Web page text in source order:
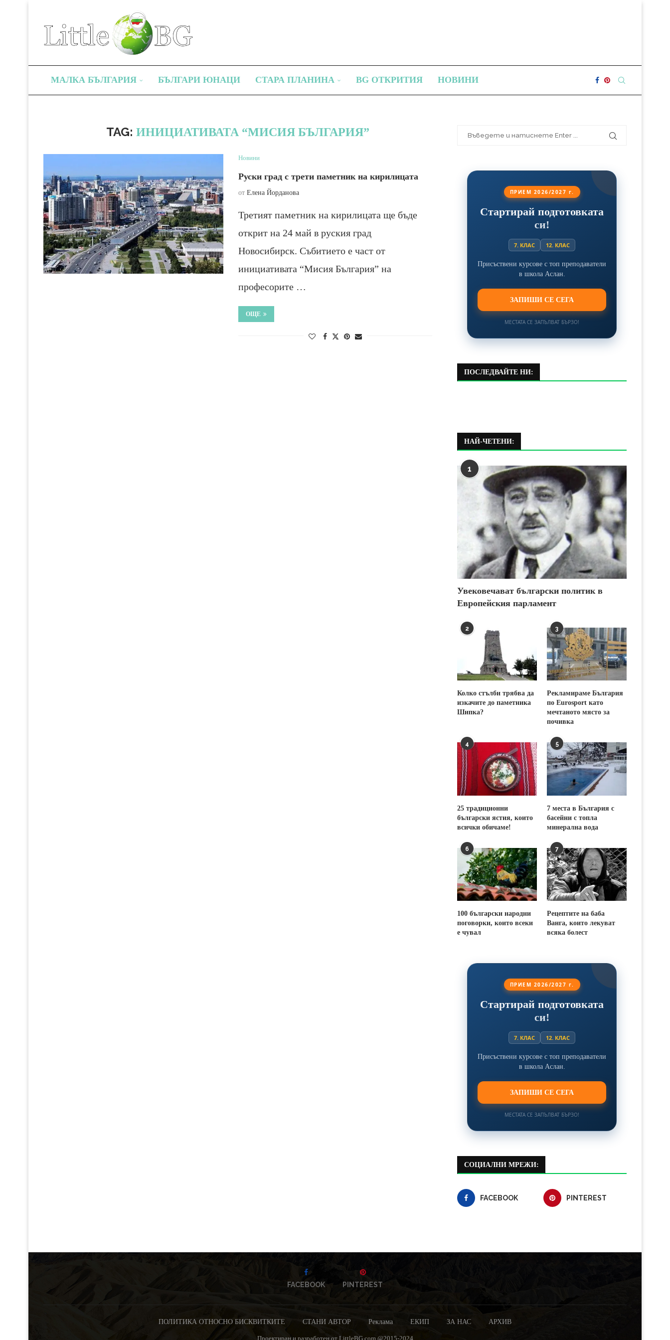
МАЛКА БЪЛГАРИЯ БЪЛГАРИ ЮНАЦИ СТАРА ПЛАНИНА BG ОТКРИТИЯ НОВИНИ
TAG: ИНИЦИАТИВАТА “МИСИЯ БЪЛГАРИЯ”
Новини
Руски град с трети паметник на кирилицата
от Елена Йорданова
Третият паметник на кирилицата ще бъде
открит на 24 май в руския град
Новосибирск. Събитието е част от
инициативата “Мисия България” на
професорите …
ОЩЕ
ПРИЕМ 2026/2027 г.
Стартирай подготовката
си!
7. КЛАС 12. КЛАС
Присъствени курсове с топ преподаватели
в школа Аслан.
ЗАПИШИ СЕ СЕГА
МЕСТАТА СЕ ЗАПЪЛВАТ БЪРЗО!
ПОСЛЕДВАЙТЕ НИ:
НАЙ-ЧЕТЕНИ:
1
Увековечават български политик в
Европейския парламент
2
Колко стълби трябва да
изкачите до паметника
Шипка?
3
Рекламираме България
по Eurosport като
мечтаното място за
почивка
4
25 традиционни
български ястия, които
всички обичаме!
5
7 места в България с
басейни с топла
минерална вода
6
100 български народни
поговорки, които всеки
е чувал
7
Рецептите на баба
Ванга, които лекуват
всяка болест
ПРИЕМ 2026/2027 г.
Стартирай подготовката
си!
7. КЛАС 12. КЛАС
Присъствени курсове с топ преподаватели
в школа Аслан.
ЗАПИШИ СЕ СЕГА
МЕСТАТА СЕ ЗАПЪЛВАТ БЪРЗО!
СОЦИАЛНИ МРЕЖИ:
FACEBOOK PINTEREST
FACEBOOK PINTEREST
ПОЛИТИКА ОТНОСНО БИСКВИТКИТЕ СТАНИ АВТОР Реклама ЕКИП ЗА НАС АРХИВ
Проектиран и разработен от LittleBG.com @2015-2024